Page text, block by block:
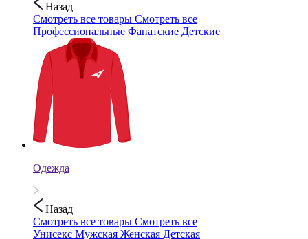
Назад
Смотреть все товары Смотреть все
Профессиональные Фанатские Детские
Одежда
Назад
Смотреть все товары Смотреть все
Унисекс Мужская Женская Детская